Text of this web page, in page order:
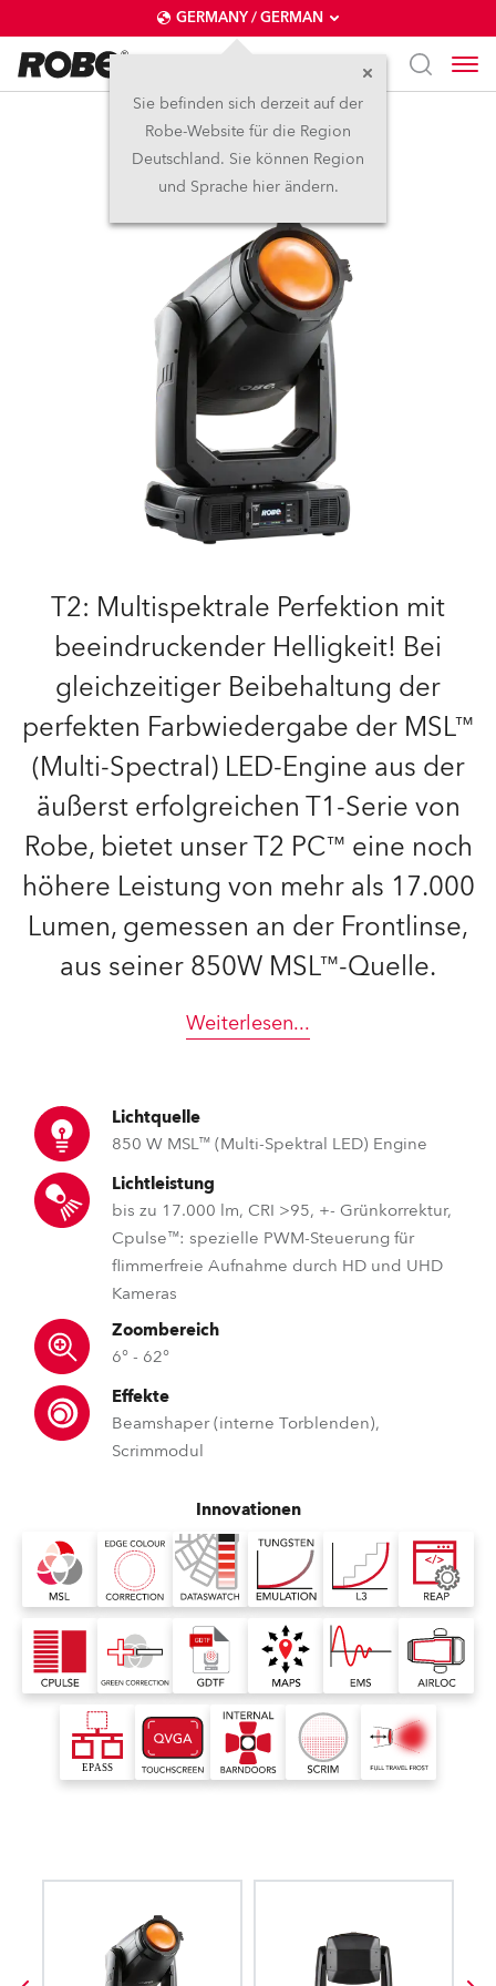
GERMANY / GERMAN
Sie befinden sich derzeit auf der
Robe-Website für die Region
Deutschland. Sie können Region
und Sprache hier ändern.
T2 PC™
T2: Multispektrale Perfektion mit
beeindruckender Helligkeit! Bei
gleichzeitiger Beibehaltung der
perfekten Farbwiedergabe der MSL™
(Multi-Spectral) LED-Engine aus der
äußerst erfolgreichen T1-Serie von
Robe, bietet unser T2 PC™ eine noch
höhere Leistung von mehr als 17.000
Lumen, gemessen an der Frontlinse,
aus seiner 850W MSL™-Quelle.
Weiterlesen...
Lichtquelle
850 W MSL™ (Multi-Spektral LED) Engine
Lichtleistung
bis zu 17.000 lm, CRI >95, +- Grünkorrektur,
Cpulse™: spezielle PWM-Steuerung für
flimmerfreie Aufnahme durch HD und UHD
Kameras
Zoombereich
6° - 62°
Effekte
Beamshaper (interne Torblenden),
Scrimmodul
Innovationen